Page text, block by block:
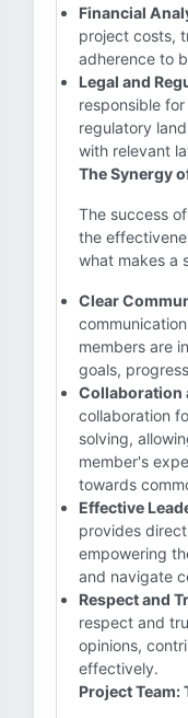
Financial
project costs,
adherence to
Legal and
responsible
regulatory
with relevant
The Synergy
The success
the
what makes a
Clear
members are
goals,
Collaboration
collaboration
solving,
member's
towards
Effective
provides
empowering
and navigate
Respect and
respect and
opinions,
effectively.
Project Team: